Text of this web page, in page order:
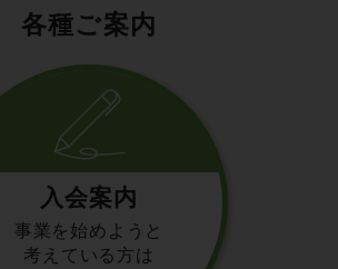
各種ご案内
入会案内
事業を始めようと
考えている方は